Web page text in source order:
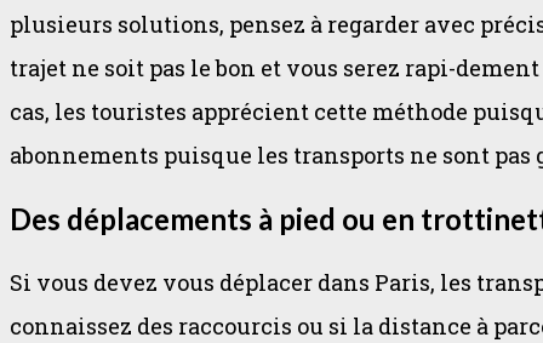
plusieurs solutions, pensez à regarder avec
trajet ne soit pas le bon et vous serez rapi-
cas, les touristes apprécient cette méthode
abonnements puisque les transports ne sont pas
Des déplacements à pied ou en
Si vous devez vous déplacer dans Paris, les
connaissez des raccourcis ou si la distance à